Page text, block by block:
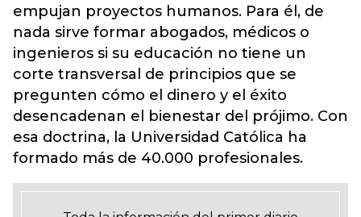
empujan proyectos humanos. Para él, de
nada sirve formar abogados, médicos o
ingenieros si su educación no tiene un
corte transversal de principios que se
pregunten cómo el dinero y el éxito
desencadenan el bienestar del prójimo. Con
esa doctrina, la Universidad Católica ha
formado más de 40.000 profesionales.